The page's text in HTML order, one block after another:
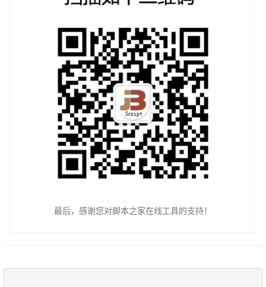
最后，感谢您对脚本之家在线工具的支持！